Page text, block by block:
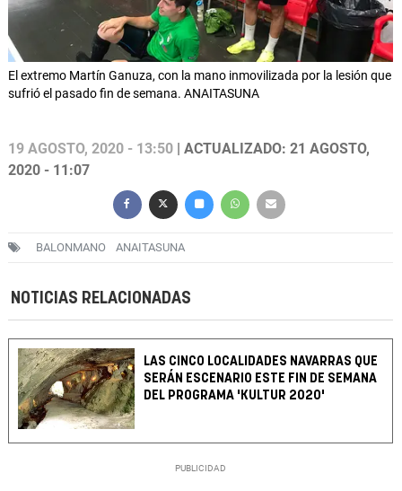
El extremo Martín Ganuza, con la mano inmovilizada por la lesión que
sufrió el pasado fin de semana. ANAITASUNA
19 AGOSTO, 2020 - 13:50 | ACTUALIZADO: 21 AGOSTO,
2020 - 11:07
BALONMANO ANAITASUNA
NOTICIAS RELACIONADAS
LAS CINCO LOCALIDADES NAVARRAS QUE
SERÁN ESCENARIO ESTE FIN DE SEMANA
DEL PROGRAMA 'KULTUR 2020'